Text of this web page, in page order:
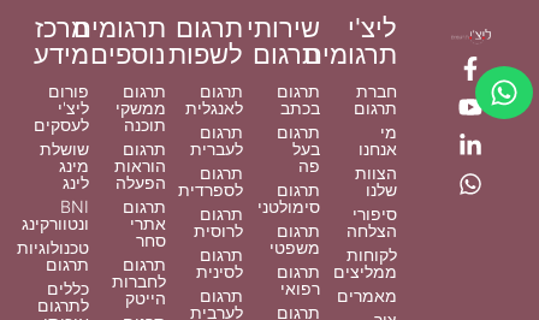
ליצ'י
תרגומים
חברת
תרגום
מי
אנחנו
הצוות
שלנו
סיפורי
הצלחה
לקוחות
ממליצים
מאמרים
שירותי
תרגום
תרגום
בכתב
תרגום
בעל
פה
תרגום
סימולטני
תרגום
משפטי
תרגום
רפואי
תרגום
תרגום
לשפות
תרגום
לאנגלית
תרגום
לעברית
תרגום
לספרדית
תרגום
לרוסית
תרגום
לסינית
תרגום
לערבית
תרגומים
נוספים
תרגום
ממשקי
תוכנה
תרגום
הוראות
הפעלה
תרגום
אתרי
סחר
תרגום
לחברות
הייטק
מרכז
מידע
פורום
ליצ'י
לעסקים
שושלת
מינג
לינג
BNI
ונטוורקינג
טכנולוגיות
תרגום
כללים
לתרגום